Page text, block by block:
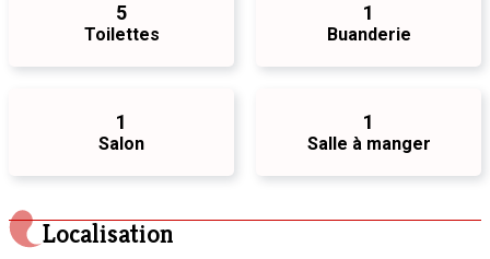
5
Toilettes
1
Buanderie
1
Salon
1
Salle à manger
Localisation